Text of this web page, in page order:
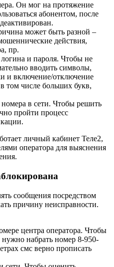
Он мог на протяжение
абонентом, после
может быть разной –
действия,
пр.
и пароля. Чтобы не
вводить символы,
и включение/отключение
том числе больших букв,
в сети. Чтобы решить
пройти процесс
личный кабинет Теле2,
оператора для выяснения
сообщения посредством
причину неисправности.
центра оператора. Чтобы
нужно набрать номер 8-950-
смс верно прописать